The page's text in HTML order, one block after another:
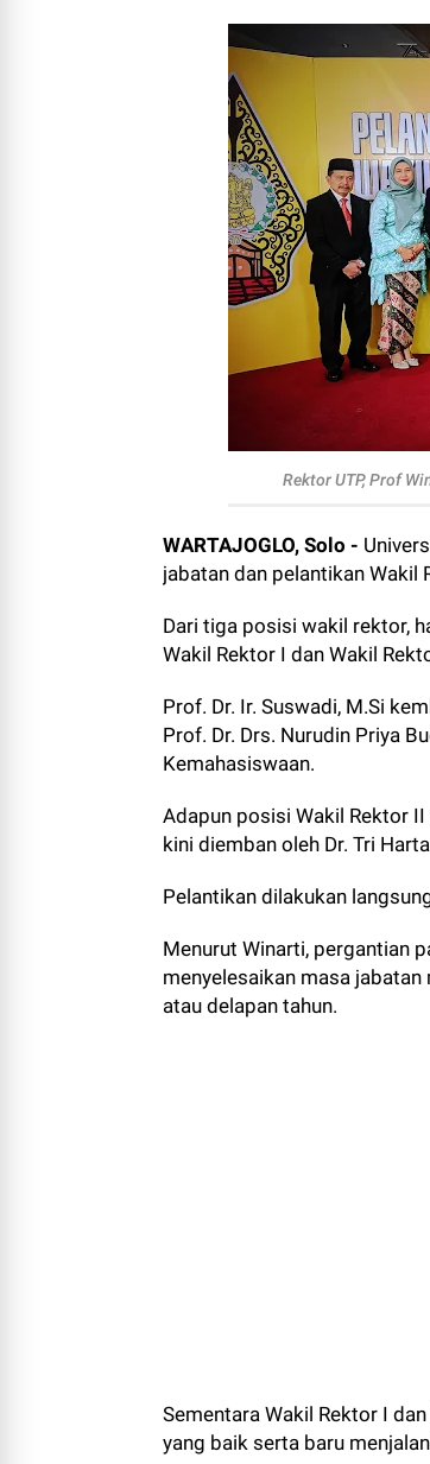
Rektor UTP, Prof
WARTAJOGLO, Solo -
jabatan dan pelantikan
Dari tiga posisi wakil rektor,
Wakil Rektor I dan Wakil
Prof. Dr. Ir. Suswadi, M.Si
Prof. Dr. Drs. Nurudin Priya
Kemahasiswaan.
Adapun posisi Wakil Rektor
kini diemban oleh Dr. Tri
Pelantikan dilakukan
Menurut Winarti, pergantian
menyelesaikan masa
atau delapan tahun.
Sementara Wakil Rektor I
yang baik serta baru